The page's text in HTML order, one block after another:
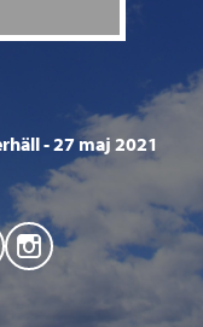
27 maj 2021
M